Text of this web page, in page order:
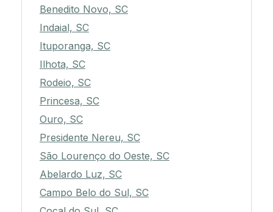
Benedito Novo, SC
Indaial, SC
Ituporanga, SC
Ilhota, SC
Rodeio, SC
Princesa, SC
Ouro, SC
Presidente Nereu, SC
São Lourenço do Oeste, SC
Abelardo Luz, SC
Campo Belo do Sul, SC